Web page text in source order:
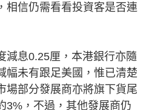
相信仍需看看投資客是否連
息0.25厘，本港銀行亦隨
幅未有跟足美國，惟已清楚
場部分發展商亦將旗下貨尾
3%，不過，其他發展商仍